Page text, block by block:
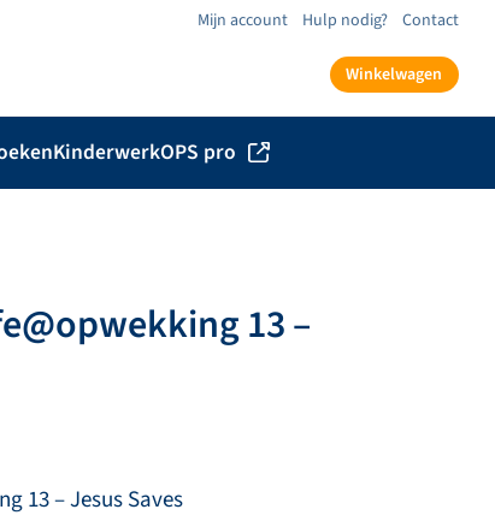
Mijn account Hulp nodig? Contact
Winkelwagen
KinderwerkOPS pro
13 –
13 – Jesus Saves